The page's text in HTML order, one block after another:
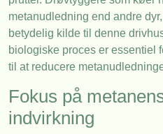
metanudledning end andre
betydelig kilde til denne
biologiske proces er essentiel
til at reducere
Fokus på
indvirkning